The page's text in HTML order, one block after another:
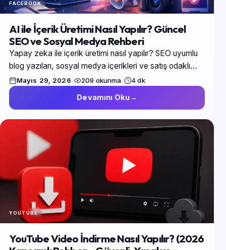
FACEBOOK
AI ile İçerik Üretimi Nasıl Yapılır? Güncel
SEO ve Sosyal Medya Rehberi
Yapay zeka ile içerik üretimi nasıl yapılır? SEO uyumlu
blog yazıları, sosyal medya içerikleri ve satış odaklı
metinler hazırlamak için en güncel…
Mayıs 29, 2026· 209 okunma· 4 dk
Devamını Oku
YOUTUBE
YouTube Video İndirme Nasıl Yapılır? (2026